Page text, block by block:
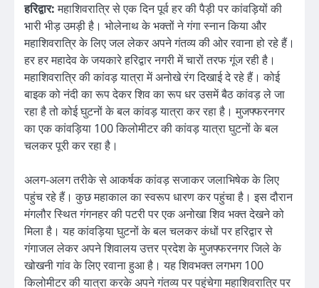
हरिद्वार:महाशिवरात्रि से एक दिन पूर्व हर की पैड़ी पर कांवड़ियों की
भारी भीड़ उमड़ी है। भोलेनाथ के भक्तों ने गंगा स्नान किया और
महाशिवरात्रि के लिए जल लेकर अपने गंतव्य की ओर रवाना हो रहे हैं।
हर हर महादेव के जयकारे हरिद्वार नगरी में चारों तरफ गूंज रही है।
महाशिवरात्रि की कांवड़ यात्रा में अनोखे रंग दिखाई दे रहे हैं। कोई
बाइक को नंदी का रूप देकर शिव का रूप धर उसमें बैठ कांवड़ ले जा
रहा है तो कोई घुटनों के बल कांवड़ यात्रा कर रहा है। मुजफ्फरनगर
का एक कांवड़िया 100 किलोमीटर की कांवड़ यात्रा घुटनों के बल
चलकर पूरी कर रहा है।
अलग-अलग तरीके से आकर्षक कांवड़ सजाकर जलाभिषेक के लिए
पहुंच रहे हैं। कुछ महाकाल का स्वरूप धारण कर पहुंचा है। इस दौरान
मंगलौर स्थित गंगनहर की पटरी पर एक अनोखा शिव भक्त देखने को
मिला है। यह कांवड़िया घुटनों के बल चलकर कंधों पर हरिद्वार से
गंगाजल लेकर अपने शिवालय उत्तर प्रदेश के मुजफ्फरनगर जिले के
खोखनी गांव के लिए रवाना हुआ है। यह शिवभक्त लगभग 100
किलोमीटर की यात्रा करके अपने गंतव्य पर पहुंचेगा महाशिवरात्रि पर